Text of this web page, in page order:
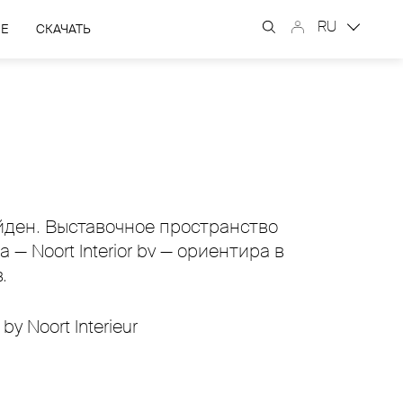
СКАЧАТЬ RU
Выставочное пространство
— Noort Interior bv — ориентира в
Noort Interieur